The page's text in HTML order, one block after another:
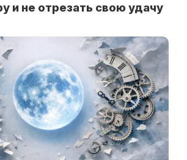
и не отрезать свою удачу